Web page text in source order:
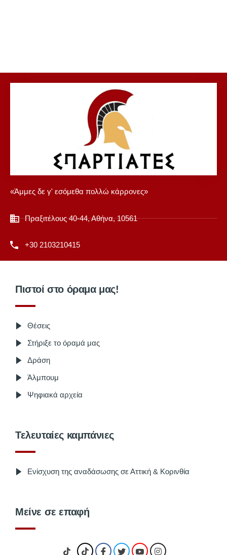
«Άμμες δε γ' εσόμεθα πολλώ κάρρονες»
Πραξιτέλους 40-44, Αθήνα, 10561
+30 2103210415
Πιστοί στο όραμα μας!
Θέσεις
Στήριξε το όραμά μας
Δράση
Άλμπουμ
Ψηφιακά αρχεία
Τελευταίες καμπάνιες
Ενίσχυση της αναδάσωσης σε Αττική & Κορινθία
Μείνε σε επαφή